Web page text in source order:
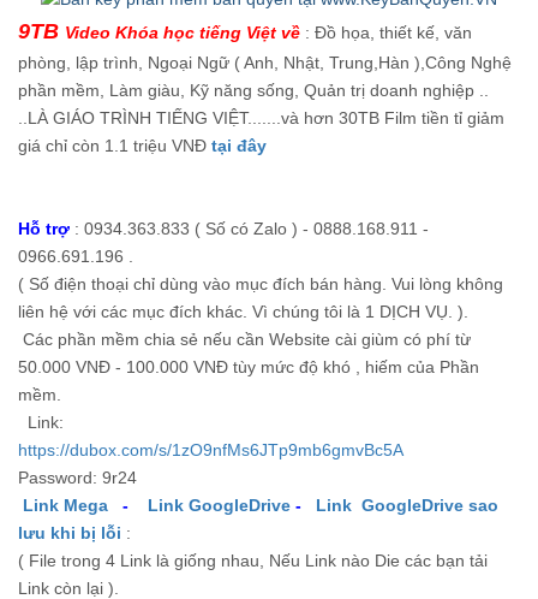
9TB Video Khóa học tiếng Việt về : Đồ họa, thiết kế, văn
phòng, lập trình, Ngoại Ngữ ( Anh, Nhật, Trung,Hàn ),Công Nghệ
phần mềm, Làm giàu, Kỹ năng sống, Quản trị doanh nghiệp ..
..LÀ GIÁO TRÌNH TIẾNG VIỆT.......và hơn 30TB Film tiền tỉ giảm
giá chỉ còn 1.1 triệu VNĐ tại đây
Hỗ trợ : 0934.363.833 ( Số có Zalo ) - 0888.168.911 -
0966.691.196 .
( Số điện thoại chỉ dùng vào mục đích bán hàng. Vui lòng không
liên hệ với các mục đích khác. Vì chúng tôi là 1 DỊCH VỤ. ).
Các phần mềm chia sẻ nếu cần Website cài giùm có phí từ
50.000 VNĐ - 100.000 VNĐ tùy mức độ khó , hiếm của Phần
mềm.
Link:
https://dubox.com/s/1zO9nfMs6JTp9mb6gmvBc5A
Password: 9r24
Link Mega
- Link GoogleDrive - Link GoogleDrive sao
lưu khi bị lỗi :
( File trong 4 Link là giống nhau, Nếu Link nào Die các bạn tải
Link còn lại ).